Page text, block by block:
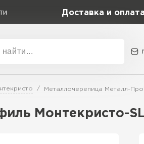
Доставка и оплата
Classic Grand Line
Металлочерепица Металл-
Монтекристо-